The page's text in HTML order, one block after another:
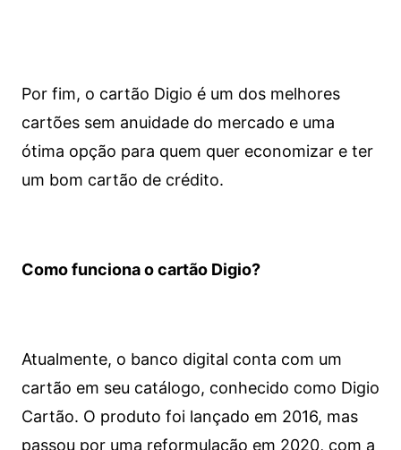
Por fim, o cartão Digio é um dos melhores
cartões sem anuidade do mercado e uma
ótima opção para quem quer economizar e ter
um bom cartão de crédito.
Como funciona o cartão Digio?
Atualmente, o banco digital conta com um
cartão em seu catálogo, conhecido como Digio
Cartão. O produto foi lançado em 2016, mas
passou por uma reformulação em 2020, com a